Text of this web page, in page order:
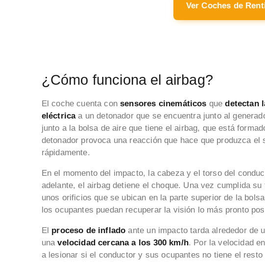
Ver Coches de
¿Cómo funciona el airbag?
El coche cuenta consensores cinemáticos quedetectan
eléctricaa un detonador que se encuentra junto al
junto a la bolsa de aire que tiene el airbag, que está
detonador provoca una reacción que hace que produzca
rápidamente.
En el momento del impacto, la cabeza y el torso del
adelante, el airbag detiene el choque. Una vez cumplida
unos orificios que se ubican en la parte superior de la
los ocupantes puedan recuperar la visión lo más pronto
El proceso de inflado ante un impacto tarda alrededor de
unavelocidad cercana a los 300 km/h. Por la velocidad
a lesionar si el conductor y sus ocupantes no tiene el